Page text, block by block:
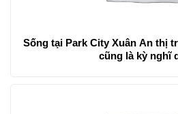
Sống tại Park City Xuân An thị
cũng là kỳ nghĩ